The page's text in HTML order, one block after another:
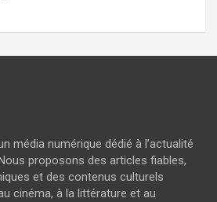
média numérique dédié à l’actualité
proposons des articles fiables,
et des contenus culturels
cinéma, à la littérature et au